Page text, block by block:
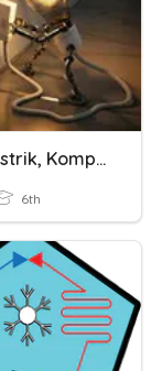
Energi Listrik, Komponen Listrik, Dan Cara Menghemat Listrik
6th